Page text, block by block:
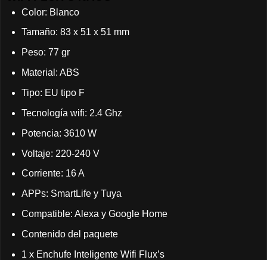
Color: Blanco
Tamaño: 83 x 51 x 51 mm
Peso: 77 gr
Material: ABS
Tipo: EU tipo F
Tecnología wifi: 2.4 Ghz
Potencia: 3610 W
Voltaje: 220-240 V
Corriente: 16 A
APPs: SmartLife y Tuya
Compatible: Alexa y Google Home
Contenido del paquete
1 x Enchufe Inteligente Wifi Flux’s